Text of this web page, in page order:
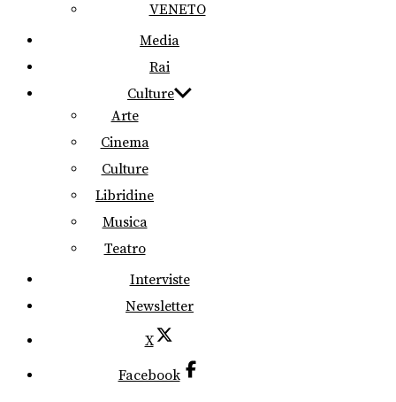
VENETO
Media
Rai
Culture
Arte
Cinema
Culture
Libridine
Musica
Teatro
Interviste
Newsletter
X
Facebook